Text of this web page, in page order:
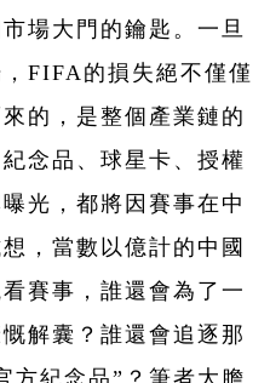
場大門的鑰匙。一旦
FIFA的損失絕不僅僅
的，是整個產業鏈的
念品、球星卡、授權
光，都將因賽事在中
，當數以億計的中國
賽事，誰還會為了一
解囊？誰還會追逐那
方紀念品”？筆者大膽